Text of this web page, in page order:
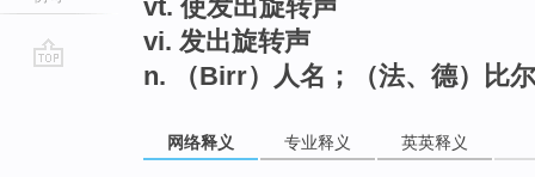
vt. 使发出旋转声
vi. 发出旋转声
n. （Birr）人名；（法、德）比
网络释义 专业释义 英英释义